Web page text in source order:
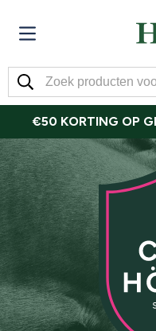
€50 KORTING OP